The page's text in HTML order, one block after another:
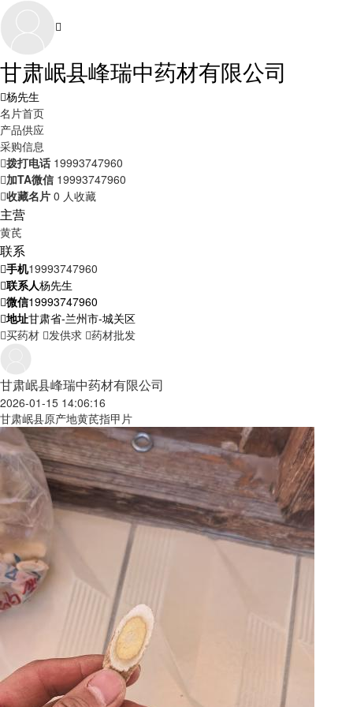
甘肃岷县峰瑞中药材有限公司
杨先生
名片首页
产品供应
采购信息
拨打电话 19993747960
加TA微信 19993747960
收藏名片 0 人收藏
主营
黄芪
联系
手机19993747960
联系人杨先生
微信19993747960
地址甘肃省-兰州市-城关区
买药材 发供求 药材批发
甘肃岷县峰瑞中药材有限公司
2026-01-15 14:06:16
甘肃岷县原产地黄芪指甲片